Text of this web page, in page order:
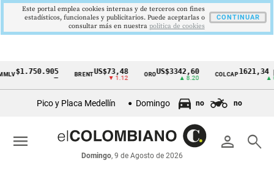
Cintillo
económicos
Colombia
$1.750.905 BRENTUS$73,48
▼ 1.12
OROUS$3342,60
▲ 8.20
COLCAP1621,34
▲
Pico y Placa Medellín Domingo no no
person search
Domingo, 9 de Agosto de 2026
menu
Este portal emplea cookies internas y de terceros con fines
estadísticos, funcionales y publicitarios. Puede aceptarlas o
consultar más en nuestra politica de cookies
CONTINUAR